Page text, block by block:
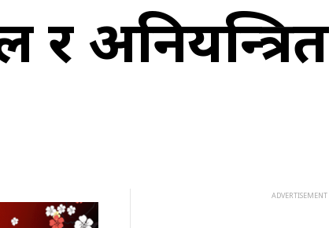
अनियन्त्रित